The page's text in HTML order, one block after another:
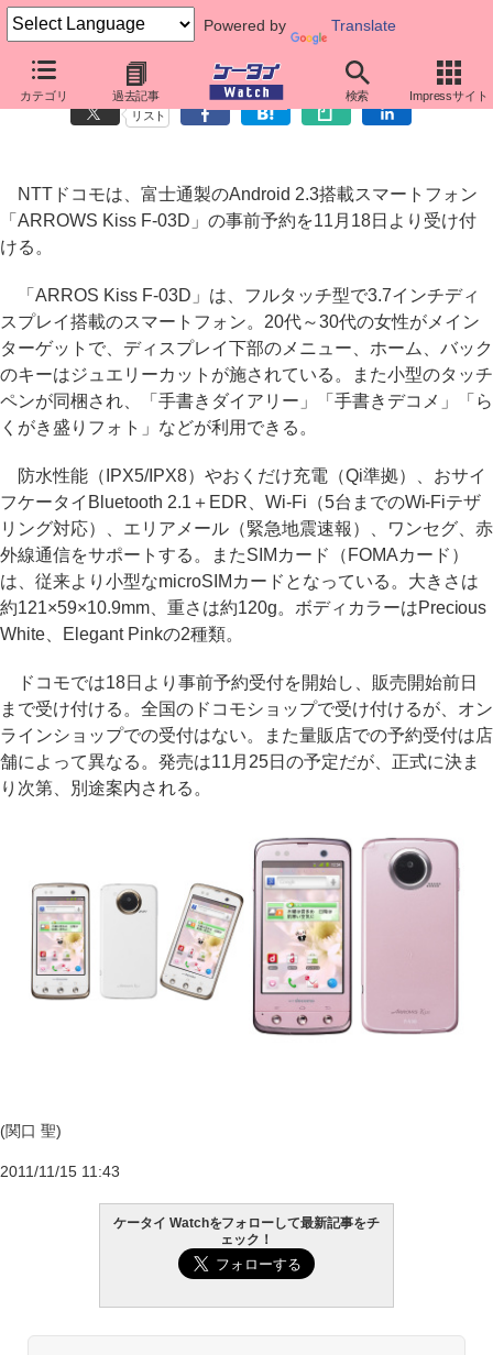
Powered by Translate
カテゴリ 過去記事 検索 Impressサイト
ドコモ、「ARROWS Kiss F-03D」事前予約を18日開始
リスト
NTTドコモは、富士通製のAndroid 2.3搭載スマートフォン
「ARROWS Kiss F-03D」の事前予約を11月18日より受け付
ける。
「ARROS Kiss F-03D」は、フルタッチ型で3.7インチディ
スプレイ搭載のスマートフォン。20代～30代の女性がメイン
ターゲットで、ディスプレイ下部のメニュー、ホーム、バック
のキーはジュエリーカットが施されている。また小型のタッチ
ペンが同梱され、「手書きダイアリー」「手書きデコメ」「ら
くがき盛りフォト」などが利用できる。
防水性能（IPX5/IPX8）やおくだけ充電（Qi準拠）、おサイ
フケータイBluetooth 2.1＋EDR、Wi-Fi（5台までのWi-Fiテザ
リング対応）、エリアメール（緊急地震速報）、ワンセグ、赤
外線通信をサポートする。またSIMカード（FOMAカード）
は、従来より小型なmicroSIMカードとなっている。大きさは
約121×59×10.9mm、重さは約120g。ボディカラーはPrecious
White、Elegant Pinkの2種類。
ドコモでは18日より事前予約受付を開始し、販売開始前日
まで受け付ける。全国のドコモショップで受け付けるが、オン
ラインショップでの受付はない。また量販店での予約受付は店
舗によって異なる。発売は11月25日の予定だが、正式に決ま
り次第、別途案内される。
(関口 聖)
2011/11/15 11:43
ケータイ Watchをフォローして最新記事をチ
ェック！